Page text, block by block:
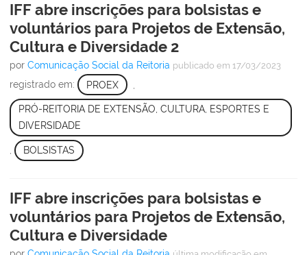
IFF abre inscrições para bolsistas e
voluntários para Projetos de Extensão,
Cultura e Diversidade 2
por Comunicação Social da Reitoria publicado em 17/03/2023
registrado em: PROEX
PRÓ-REITORIA DE EXTENSÃO, CULTURA, ESPORTES E
DIVERSIDADE
BOLSISTAS
IFF abre inscrições para bolsistas e
voluntários para Projetos de Extensão,
Cultura e Diversidade